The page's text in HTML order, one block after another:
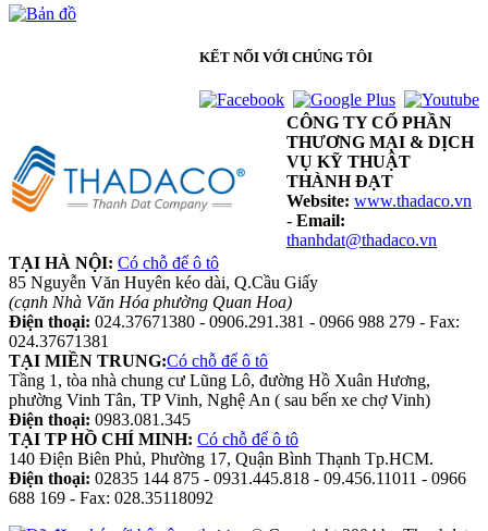
KẾT NỐI VỚI CHÚNG TÔI
CÔNG TY CỔ PHẦN
THƯƠNG MẠI & DỊCH
VỤ KỸ THUẬT
THÀNH ĐẠT
Website: www.thadaco.vn
- Email:
thanhdat@thadaco.vn
TẠI HÀ NỘI: Có chỗ để ô tô
85 Nguyễn Văn Huyên kéo dài, Q.Cầu Giấy
(cạnh Nhà Văn Hóa phường Quan Hoa)
Điện thoại: 024.37671380 - 0906.291.381 - 0966 988 279 - Fax:
024.37671381
TẠI MIỀN TRUNG:Có chỗ để ô tô
Tầng 1, tòa nhà chung cư Lũng Lô, đường Hồ Xuân Hương,
phường Vinh Tân, TP Vinh, Nghệ An ( sau bến xe chợ Vinh)
Điện thoại: 0983.081.345
TẠI TP HỒ CHÍ MINH: Có chỗ để ô tô
140 Điện Biên Phủ, Phường 17, Quận Bình Thạnh Tp.HCM.
Điện thoại: 02835 144 875 - 0931.445.818 - 09.456.11011 - 0966
688 169 - Fax: 028.35118092